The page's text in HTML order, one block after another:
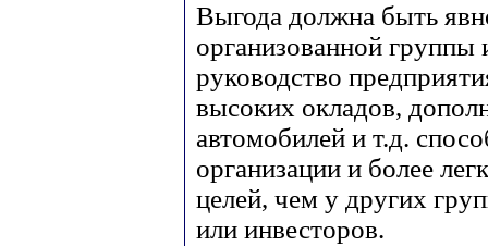
Выгода должна быть
организованной группы
руководство
высоких окладов,
автомобилей и т.д.
организации и более
целей, чем у других
или инвесторов.